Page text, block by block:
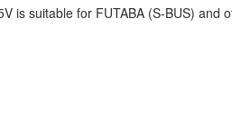
suitable for FUTABA (S-BUS) and